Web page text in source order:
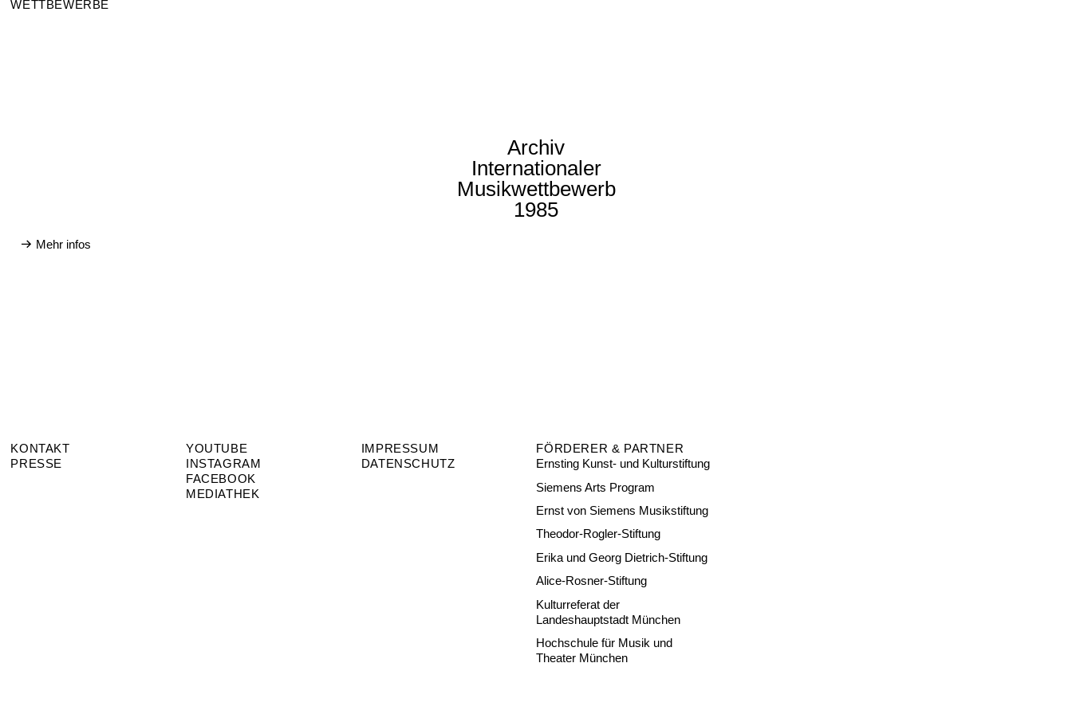
WETTBEWERBE
Archiv
Internationaler
Musikwettbewerb
1985
Mehr infos
KONTAKT
PRESSE
YOUTUBE
INSTAGRAM
FACEBOOK
MEDIATHEK
IMPRESSUM
DATENSCHUTZ
FÖRDERER & PARTNER
Ernsting Kunst- und Kulturstiftung
Siemens Arts Program
Ernst von Siemens Musikstiftung
Theodor-Rogler-Stiftung
Erika und Georg Dietrich-Stiftung
Alice-Rosner-Stiftung
Kulturreferat der
Landeshauptstadt München
Hochschule für Musik und
Theater München